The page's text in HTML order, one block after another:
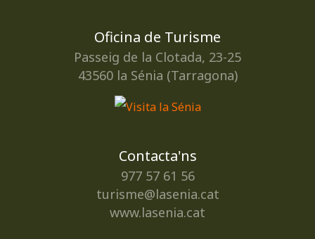
Oficina de Turisme
Passeig de la Clotada, 23-25
43560 la Sénia (Tarragona)
Contacta'ns
977 57 61 56
turisme@lasenia.cat
www.lasenia.cat